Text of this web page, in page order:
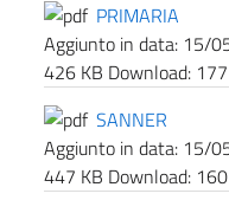
PRIMARIA
Aggiunto in data: 15/
426 KB Download: 177
SANNER
Aggiunto in data: 15/
447 KB Download: 160